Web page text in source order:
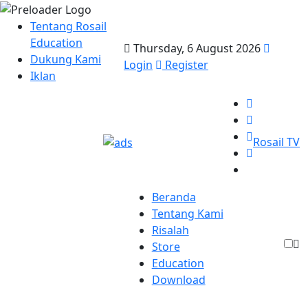
Tentang Rosail
Education
Dukung Kami
Iklan
Thursday, 6 August 2026
Login
Register
Rosail TV
Beranda
Tentang Kami
Risalah
Store
Education
Download